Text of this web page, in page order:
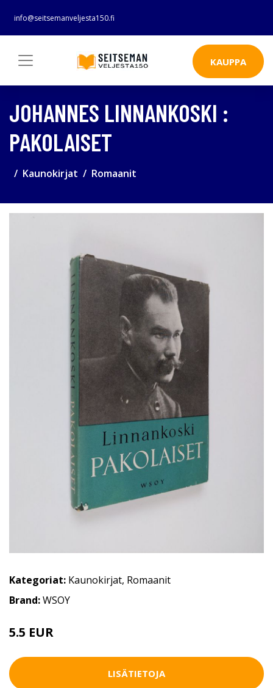
info@seitsemanveljesta150.fi
KAUPPA
JOHANNES LINNANKOSKI :
PAKOLAISET
Kaunokirjat Romaanit
Kategoriat: Kaunokirjat, Romaanit
Brand:WSOY
5.5 EUR
LISÄTIETOJA